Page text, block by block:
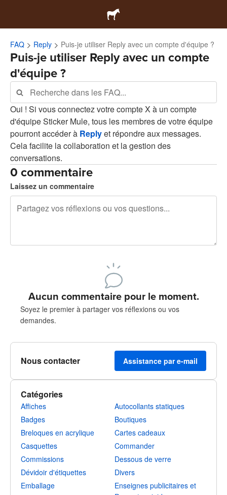
FAQ Reply Puis-je utiliser Reply avec un compte d'équipe ?
Puis-je utiliser Reply avec un compte
d'équipe ?
Oui ! Si vous connectez votre compte X à un compte
d'équipe Sticker Mule, tous les membres de votre équipe
pourront accéder à Replyet répondre aux messages.
Cela facilite la collaboration et la gestion des
conversations.
0 commentaire
Laissez un commentaire
Inscrivez-vous pour publier
Aucun commentaire pour le moment.
Soyez le premier à partager vos réflexions ou vos
demandes.
Nous contacter Assistance par e-mail
Catégories
Affiches
Autocollants statiques
Badges
Boutiques
Breloques en acrylique
Cartes cadeaux
Casquettes
Commander
Commissions
Dessous de verre
Dévidoir d'étiquettes
Divers
Emballage
Enseignes publicitaires et